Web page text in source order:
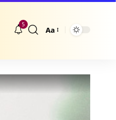
5
Größenänderung
Aa